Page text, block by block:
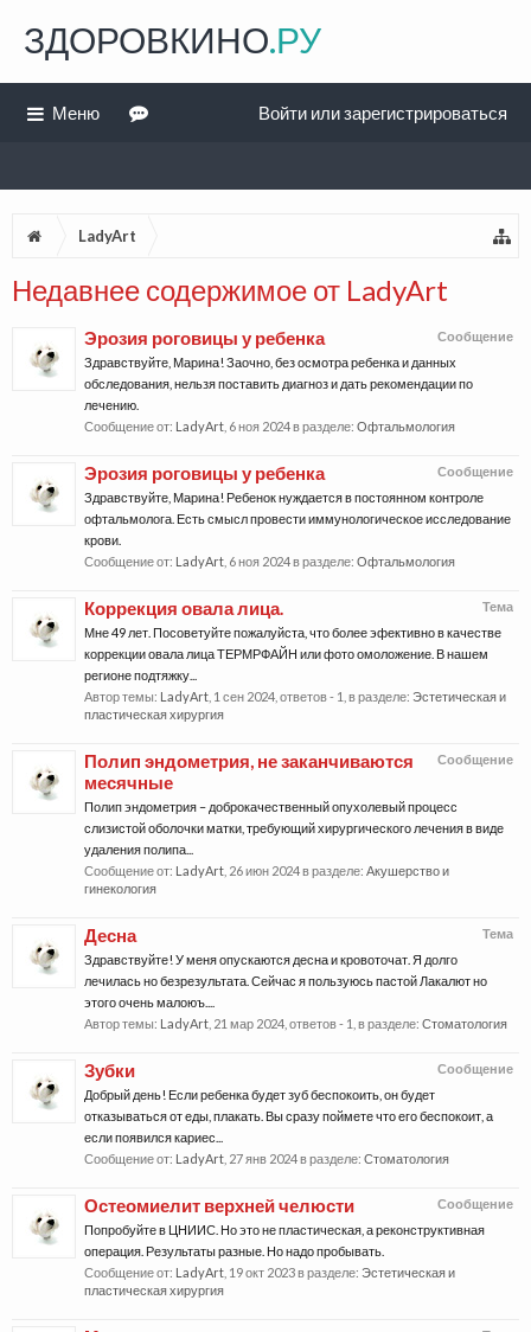
LadyArt
Недавнее содержимое от LadyArt
Сообщение
Эрозия роговицы у ребенка
Здравствуйте, Марина! Заочно, без осмотра ребенка и данных
обследования, нельзя поставить диагноз и дать рекомендации по
лечению.
Сообщение от: LadyArt 6 ноя 2024в разделе: Офтальмология
Сообщение
Эрозия роговицы у ребенка
Здравствуйте, Марина! Ребенок нуждается в постоянном контроле
офтальмолога. Есть смысл провести иммунологическое исследование
крови.
Сообщение от: LadyArt 6 ноя 2024в разделе: Офтальмология
Тема
Коррекция овала лица.
Мне 49 лет. Посоветуйте пожалуйста, что более эфективно в качестве
коррекции овала лица ТЕРМРФАЙН или фото омоложение. В нашем
регионе подтяжку...
Автор темы: LadyArt 1 сен 2024 , ответов - 1, в разделе: Эстетическая и
пластическая хирургия
Сообщение
Полип эндометрия, не заканчиваются
месячные
Полип эндометрия – доброкачественный опухолевый процесс
слизистой оболочки матки, требующий хирургического лечения в виде
удаления полипа...
Сообщение от: LadyArt 26 июн 2024в разделе: Акушерство и
гинекология
Тема
Десна
Здравствуйте! У меня опускаются десна и кровоточат. Я долго
лечилась но безрезультата. Сейчас я пользуюсь пастой Лакалют но
этого очень малоюъ....
Автор темы: LadyArt 21 мар 2024 , ответов - 1, в разделе: Стоматология
Сообщение
Зубки
Добрый день! Если ребенка будет зуб беспокоить, он будет
отказываться от еды, плакать. Вы сразу поймете что его беспокоит, а
если появился кариес...
Сообщение от: LadyArt 27 янв 2024в разделе: Стоматология
Сообщение
Остеомиелит верхней челюсти
Попробуйте в ЦНИИС. Но это не пластическая, а реконструктивная
операция. Результаты разные. Но надо пробывать.
Сообщение от: LadyArt 19 окт 2023в разделе: Эстетическая и
пластическая хирургия
ЗДОРОВКИНО.РУ
Меню Войти или зарегистрироваться